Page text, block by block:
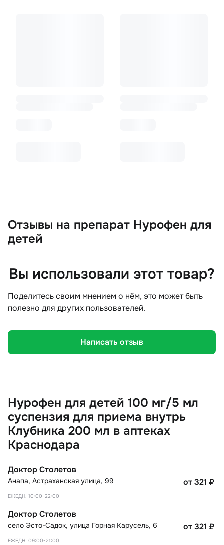
Отзывы на препарат Нурофен для
детей
Вы использовали этот товар?
Поделитесь своим мнением о нём, это может быть
полезно для других пользователей.
Написать отзыв
Нурофен для детей 100 мг/5 мл
суспензия для приема внутрь
Клубника 200 мл в аптеках
Краснодара
Доктор Столетов
Анапа, Астраханская улица, 99
ЕЖЕДН. 10:00-22:00
от 321 ₽
Доктор Столетов
село Эсто-Садок, улица Горная Карусель, 6
ЕЖЕДН. 09:00-21:00
от 321 ₽